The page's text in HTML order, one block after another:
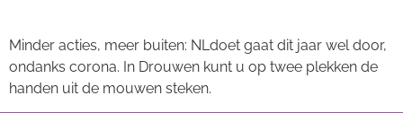
Minder acties, meer buiten: NLdoet gaat dit jaar wel door,
ondanks corona. In Drouwen kunt u op twee plekken de
handen uit de mouwen steken.